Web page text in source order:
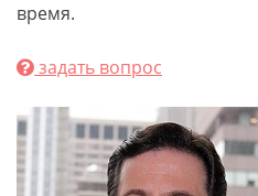
время.
задать вопрос